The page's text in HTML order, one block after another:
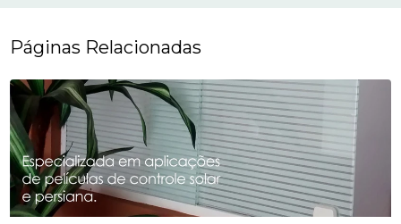
Páginas Relacionadas